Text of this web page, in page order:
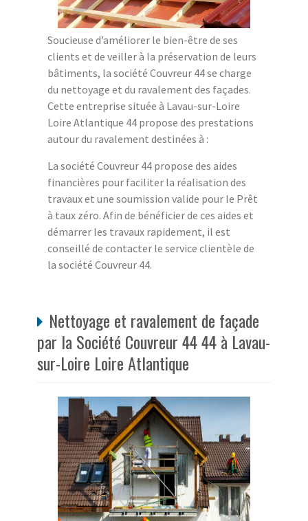
Soucieuse d’améliorer le bien-être de ses
clients et de veiller à la préservation de leurs
bâtiments, la société Couvreur 44 se charge
du nettoyage et du ravalement des façades.
Cette entreprise située à Lavau-sur-Loire
Loire Atlantique 44 propose des prestations
autour du ravalement destinées à :
La société Couvreur 44 propose des aides
financières pour faciliter la réalisation des
travaux et une soumission valide pour le Prêt
à taux zéro. Afin de bénéficier de ces aides et
démarrer les travaux rapidement, il est
conseillé de contacter le service clientèle de
la société Couvreur 44.
Nettoyage et ravalement de façade
par la Société Couvreur 44 44 à Lavau-
sur-Loire Loire Atlantique